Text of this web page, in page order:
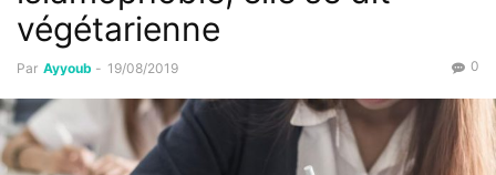
végétarienne
Par Ayyoub - 19/08/2019 0